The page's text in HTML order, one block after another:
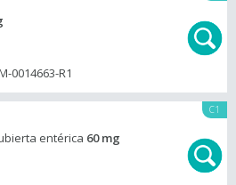
0014663-R1
C1
entérica 60 mg